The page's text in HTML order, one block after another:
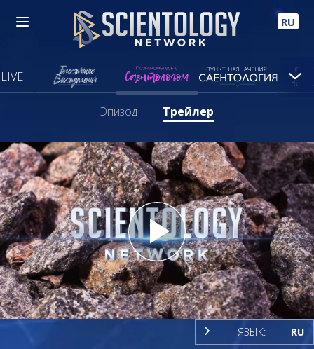
RU
LIVE
Эпизод Трейлер
Play
Video
ЯЗЫК: RU